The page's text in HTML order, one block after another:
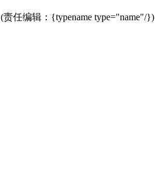
(责任编辑：{typename type="name"/})